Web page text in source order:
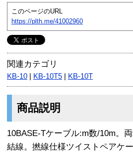
このページのURL
https://plth.me/41002960
関連カテゴリ
KB-10 KB-10T5 KB-10T
商品説明
10BASE-Tケーブル:m数/10m。
結線。撚線仕様ツイストペアケ